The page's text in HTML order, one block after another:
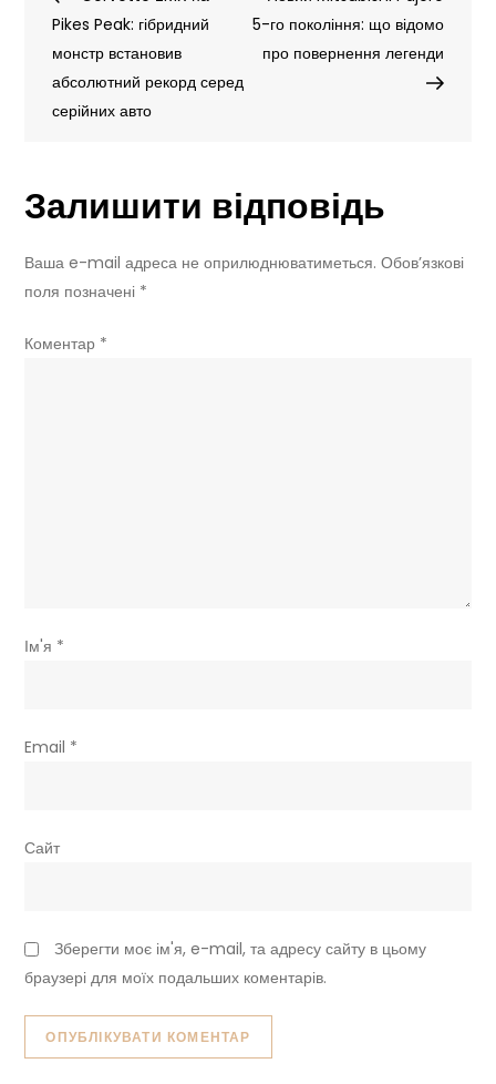
перші
та
дизайн-
філософію
записів
Pikes Peak: гібридний
монстр встановив
абсолютний рекорд серед
серійних авто
5-го покоління: що відомо
про повернення легенди
Залишити відповідь
Ваша e-mail адреса не оприлюднюватиметься. Обов’язкові
поля позначені *
Коментар *
Ім'я *
Email *
Сайт
Зберегти моє ім'я, e-mail, та адресу сайту в цьому
браузері для моїх подальших коментарів.